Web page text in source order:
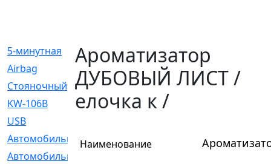
5-минутная
[1]
Airbag
[18]
Cтояночный
[1]
KW-106B
[0]
USB
Автомобильное
[6]
Автомобильный
Ароматизатор
ДУБОВЫЙ ЛИСТ /
елочка к /
Наименование